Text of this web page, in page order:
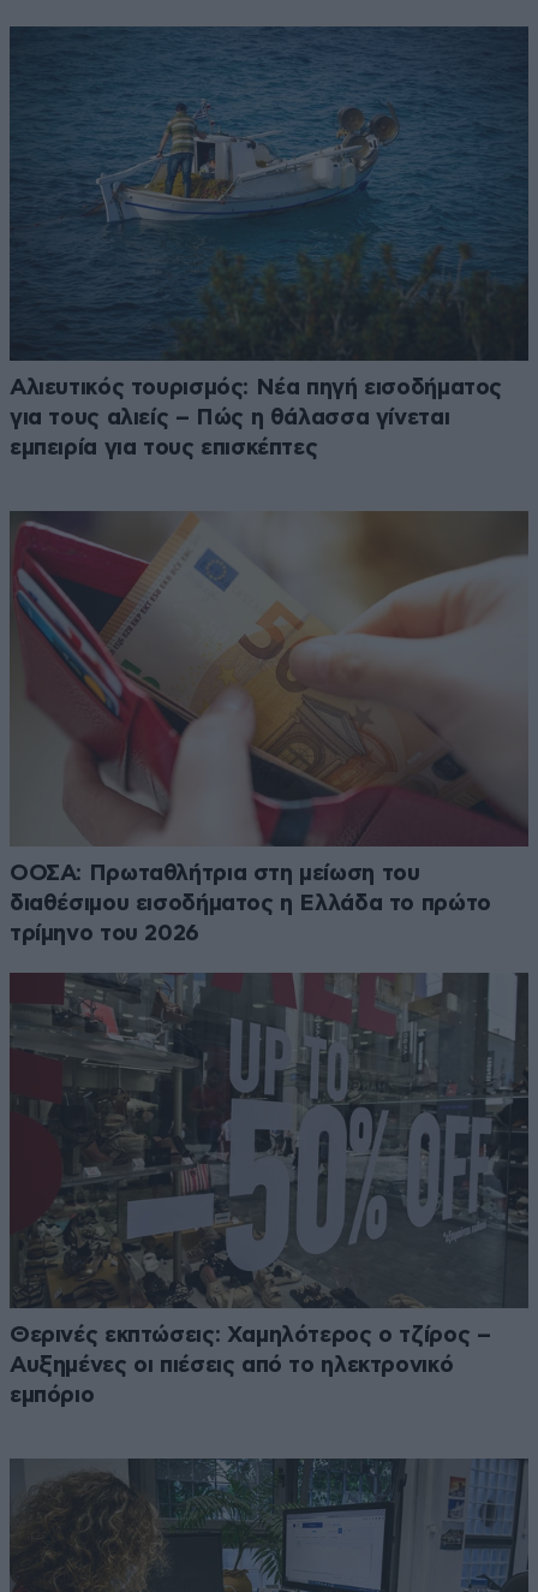
Αλιευτικός τουρισμός: Νέα πηγή εισοδήματος
για τους αλιείς – Πώς η θάλασσα γίνεται
εμπειρία για τους επισκέπτες
ΟΟΣΑ: Πρωταθλήτρια στη μείωση του
διαθέσιμου εισοδήματος η Ελλάδα το πρώτο
τρίμηνο του 2026
Θερινές εκπτώσεις: Χαμηλότερος ο τζίρος –
Αυξημένες οι πιέσεις από το ηλεκτρονικό
εμπόριο